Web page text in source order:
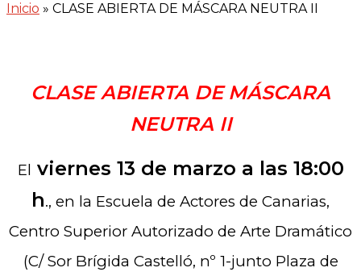
Inicio » CLASE ABIERTA DE MÁSCARA NEUTRA II
CLASE ABIERTA DE MÁSCARA
NEUTRA II
El viernes 13 de marzo a las 18:00
h., en la Escuela de Actores de Canarias,
Centro Superior Autorizado de Arte Dramático
(C/ Sor Brígida Castelló, nº 1-junto Plaza de